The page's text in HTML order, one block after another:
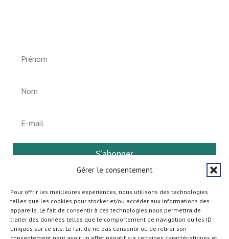
Gérer le consentement
Pour offrir les meilleures expériences, nous utilisons des technologies
telles que les cookies pour stocker et/ou accéder aux informations des
appareils. Le fait de consentir à ces technologies nous permettra de
traiter des données telles que le comportement de navigation ou les ID
uniques sur ce site. Le fait de ne pas consentir ou de retirer son
S'abonner